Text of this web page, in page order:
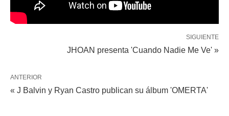
SIGUIENTE
JHOAN presenta 'Cuando Nadie Me Ve' »
ANTERIOR
« J Balvin y Ryan Castro publican su álbum 'OMERTA'